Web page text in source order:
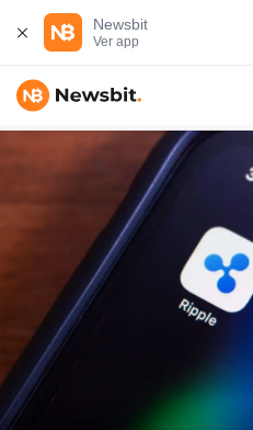
Newsbit
Ver app